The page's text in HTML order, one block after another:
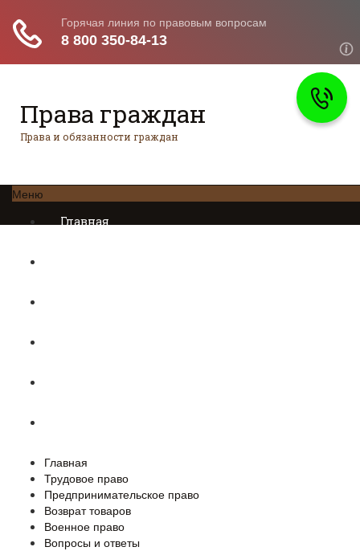
Права граждан
Права и обязанности граждан
Меню
Главная
Главная
Трудовое право
Предпринимательское право
Возврат товаров
Военное право
Вопросы и ответы